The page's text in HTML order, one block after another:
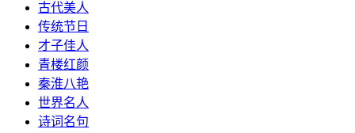
古代美人
传统节日
才子佳人
青楼红颜
秦淮八艳
世界名人
诗词名句